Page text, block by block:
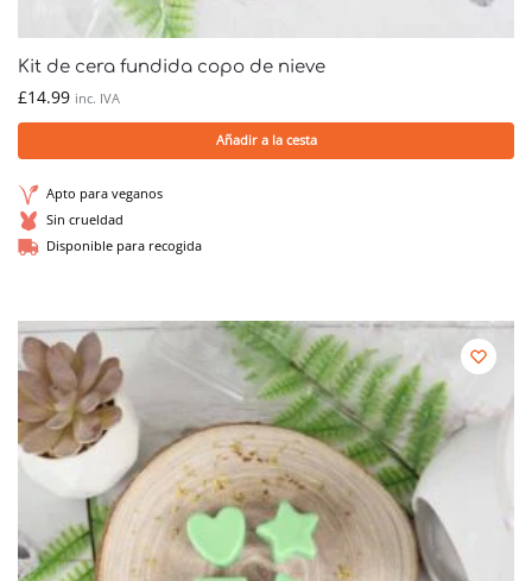
Kit de cera fundida copo de nieve
£14.99 inc. IVA
Añadir a la cesta
Apto para veganos
Sin crueldad
Disponible para recogida